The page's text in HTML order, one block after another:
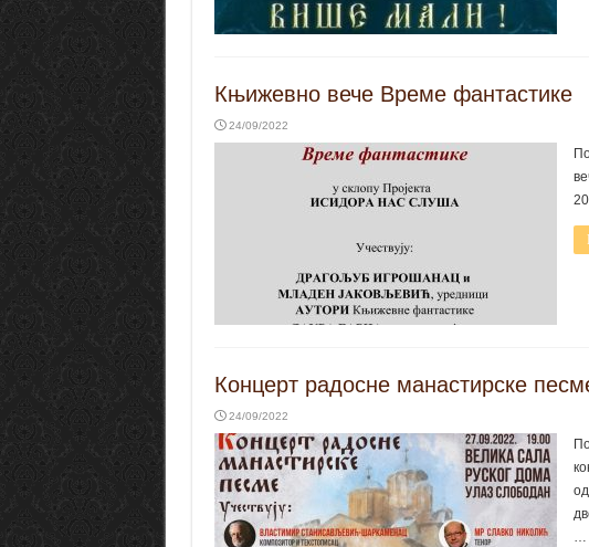
Књижевно вече Време фантастике
24/09/2022
Концерт радосне манастирске
24/09/2022
…